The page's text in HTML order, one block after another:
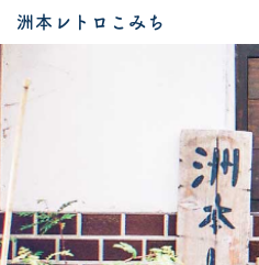
洲本レトロこみち